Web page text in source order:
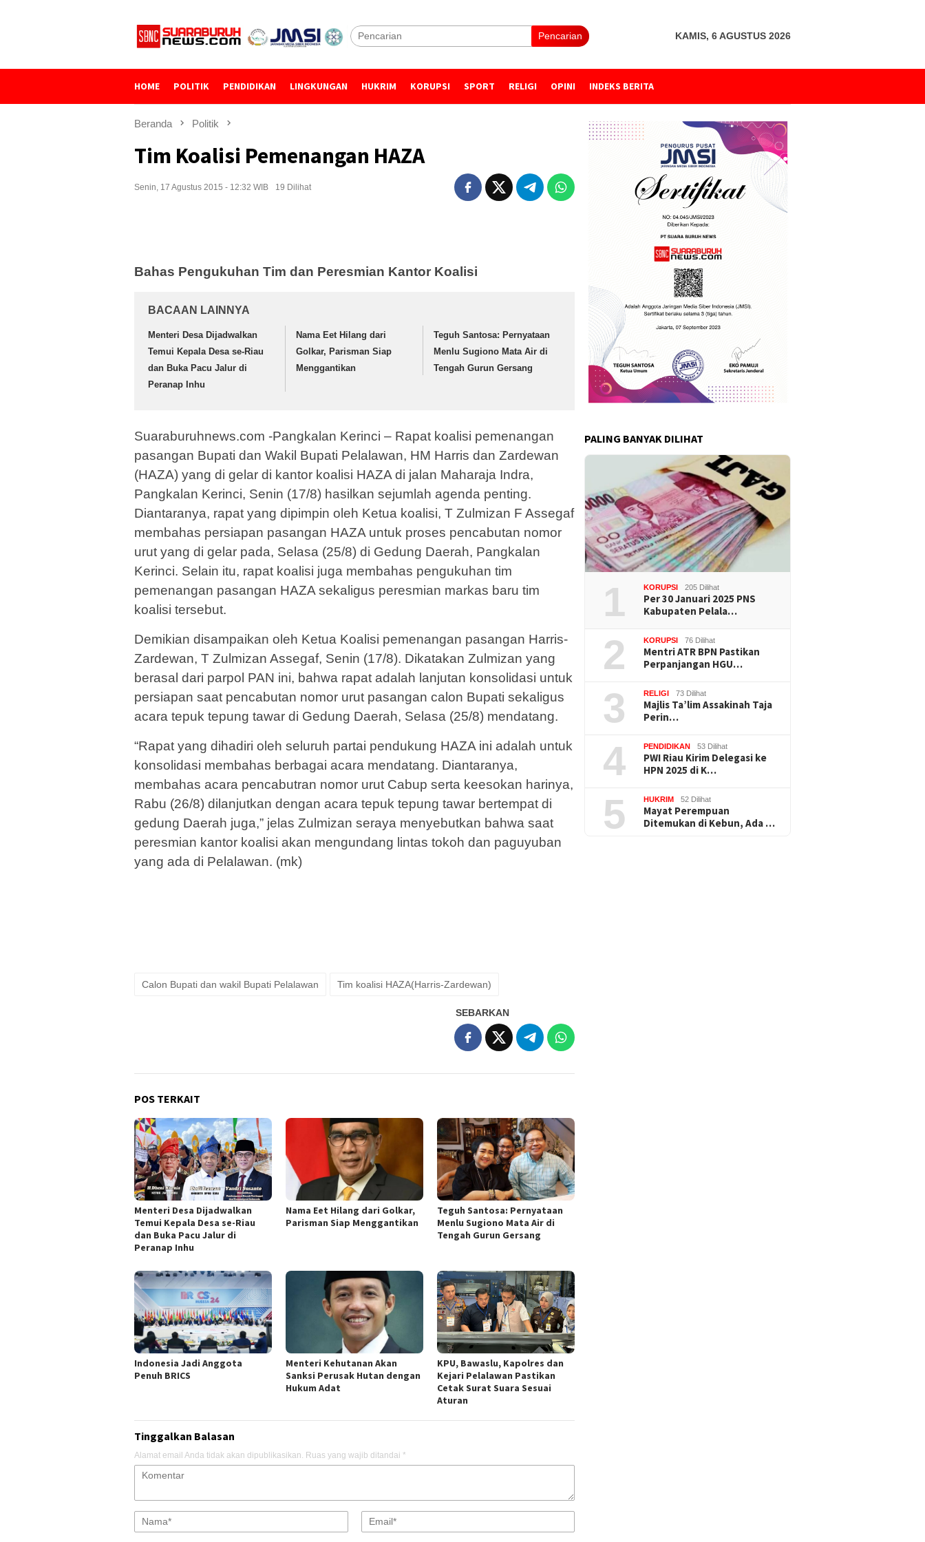
Pencarian KAMIS, 6 AGUSTUS 2026
HOME POLITIK PENDIDIKAN LINGKUNGAN HUKRIM KORUPSI SPORT RELIGI OPINI INDEKS BERITA
Beranda Politik
Tim Koalisi Pemenangan HAZA
Senin, 17 Agustus 2015 - 12:32 WIB 19 Dilihat
Bahas Pengukuhan Tim dan Peresmian Kantor Koalisi
BACAAN LAINNYA
Menteri Desa Dijadwalkan
Temui Kepala Desa se-Riau
dan Buka Pacu Jalur di
Peranap Inhu
Nama Eet Hilang dari
Golkar, Parisman Siap
Menggantikan
Teguh Santosa: Pernyataan
Menlu Sugiono Mata Air di
Tengah Gurun Gersang
Suaraburuhnews.com -Pangkalan Kerinci – Rapat koalisi pemenangan
pasangan Bupati dan Wakil Bupati Pelalawan, HM Harris dan Zardewan
(HAZA) yang di gelar di kantor koalisi HAZA di jalan Maharaja Indra,
Pangkalan Kerinci, Senin (17/8) hasilkan sejumlah agenda penting.
Diantaranya, rapat yang dipimpin oleh Ketua koalisi, T Zulmizan F Assegaf
membahas persiapan pasangan HAZA untuk proses pencabutan nomor
urut yang di gelar pada, Selasa (25/8) di Gedung Daerah, Pangkalan
Kerinci. Selain itu, rapat koalisi juga membahas pengukuhan tim
pemenangan pasangan HAZA sekaligus peresmian markas baru tim
koalisi tersebut.
Demikian disampaikan oleh Ketua Koalisi pemenangan pasangan Harris-
Zardewan, T Zulmizan Assegaf, Senin (17/8). Dikatakan Zulmizan yang
berasal dari parpol PAN ini, bahwa rapat adalah lanjutan konsolidasi untuk
persiapan saat pencabutan nomor urut pasangan calon Bupati sekaligus
acara tepuk tepung tawar di Gedung Daerah, Selasa (25/8) mendatang.
“Rapat yang dihadiri oleh seluruh partai pendukung HAZA ini adalah untuk
konsolidasi membahas berbagai acara mendatang. Diantaranya,
membahas acara pencabutran nomor urut Cabup serta keesokan harinya,
Rabu (26/8) dilanjutkan dengan acara tepuk tepung tawar bertempat di
gedung Daerah juga,” jelas Zulmizan seraya menyebutkan bahwa saat
peresmian kantor koalisi akan mengundang lintas tokoh dan paguyuban
yang ada di Pelalawan. (mk)
Calon Bupati dan wakil Bupati Pelalawan Tim koalisi HAZA(Harris-Zardewan)
SEBARKAN
POS TERKAIT
Menteri Desa Dijadwalkan
Temui Kepala Desa se-Riau
dan Buka Pacu Jalur di
Peranap Inhu
Nama Eet Hilang dari Golkar,
Parisman Siap Menggantikan
Teguh Santosa: Pernyataan
Menlu Sugiono Mata Air di
Tengah Gurun Gersang
Indonesia Jadi Anggota
Penuh BRICS
Menteri Kehutanan Akan
Sanksi Perusak Hutan dengan
Hukum Adat
KPU, Bawaslu, Kapolres dan
Kejari Pelalawan Pastikan
Cetak Surat Suara Sesuai
Aturan
Tinggalkan Balasan
Alamat email Anda tidak akan dipublikasikan. Ruas yang wajib ditandai *
PALING BANYAK DILIHAT
1 KORUPSI 205 Dilihat
Per 30 Januari 2025 PNS
Kabupaten Pelala…
2 KORUPSI 76 Dilihat
Mentri ATR BPN Pastikan
Perpanjangan HGU…
3 RELIGI 73 Dilihat
Majlis Ta’lim Assakinah Taja
Perin…
4 PENDIDIKAN 53 Dilihat
PWI Riau Kirim Delegasi ke
HPN 2025 di K…
5 HUKRIM 52 Dilihat
Mayat Perempuan
Ditemukan di Kebun, Ada …